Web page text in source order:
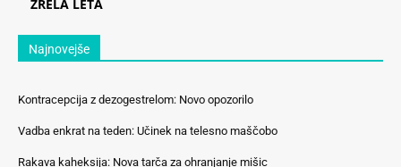
ZRELA LETA
Najnovejše
Kontracepcija z dezogestrelom: Novo opozorilo
Vadba enkrat na teden: Učinek na telesno maščobo
Rakava kaheksija: Nova tarča za ohranjanje mišic